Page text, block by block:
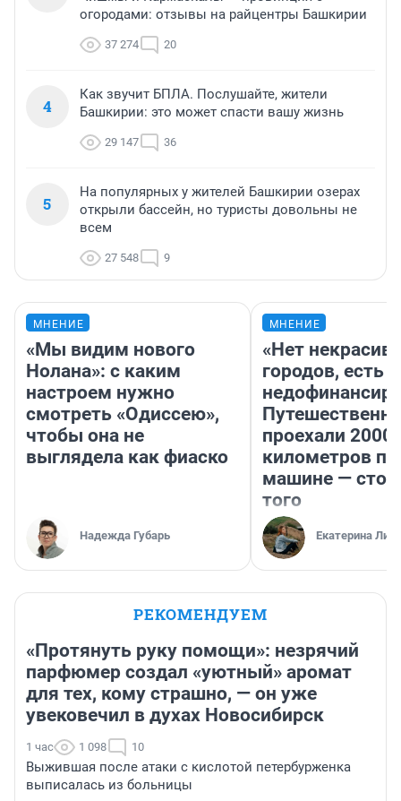
огородами: отзывы на райцентры Башкирии
37 274 20
4
Как звучит БПЛА. Послушайте, жители
Башкирии: это может спасти вашу жизнь
29 147 36
5
На популярных у жителей Башкирии озерах
открыли бассейн, но туристы довольны не
всем
27 548 9
МНЕНИЕ
«Мы видим нового
Нолана»: с каким
настроем нужно
смотреть «Одиссею»,
чтобы она не
выглядела как фиаско
Надежда Губарь
МНЕНИЕ
«Нет
городов, есть
проехали 2000
километров по
машине —
того
Екатерина
РЕКОМЕНДУЕМ
«Протянуть руку помощи»: незрячий
парфюмер создал «уютный» аромат
для тех, кому страшно, — он уже
увековечил в духах Новосибирск
1 час 1 098 10
Выжившая после атаки с кислотой петербурженка
выписалась из больницы